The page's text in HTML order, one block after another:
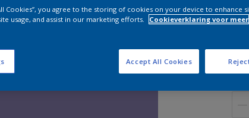
Cookies”, you agree to the storing of cookies on your device to enhance
usage, and assist in our marketing efforts.
Cookieverklaring voor meer
Accept All Cookies